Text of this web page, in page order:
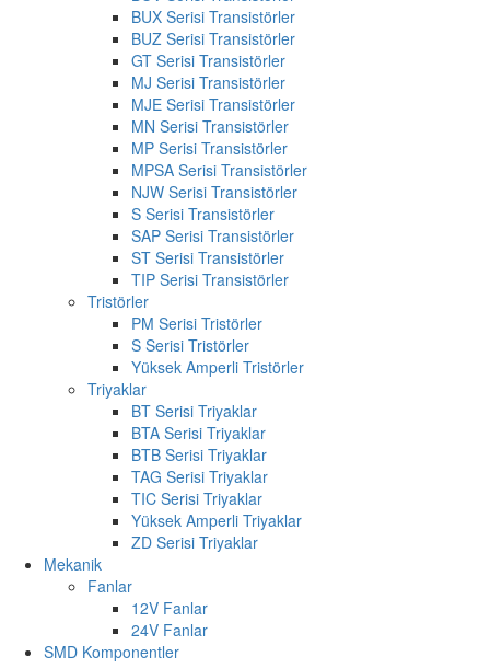
BUX Serisi Transistörler
BUZ Serisi Transistörler
GT Serisi Transistörler
MJ Serisi Transistörler
MJE Serisi Transistörler
MN Serisi Transistörler
MP Serisi Transistörler
MPSA Serisi Transistörler
NJW Serisi Transistörler
S Serisi Transistörler
SAP Serisi Transistörler
ST Serisi Transistörler
TIP Serisi Transistörler
Tristörler
PM Serisi Tristörler
S Serisi Tristörler
Yüksek Amperli Tristörler
Triyaklar
BT Serisi Triyaklar
BTA Serisi Triyaklar
BTB Serisi Triyaklar
TAG Serisi Triyaklar
TIC Serisi Triyaklar
Yüksek Amperli Triyaklar
ZD Serisi Triyaklar
Mekanik
Fanlar
12V Fanlar
24V Fanlar
SMD Komponentler